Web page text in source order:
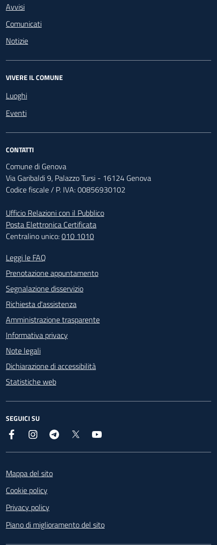
Avvisi
Comunicati
Notizie
VIVERE IL COMUNE
Luoghi
Eventi
CONTATTI
Comune di Genova
Via Garibaldi 9, Palazzo Tursi - 16124 Genova
Codice fiscale / P. IVA: 00856930102
Ufficio Relazioni con il Pubblico
Posta Elettronica Certificata
Centralino unico:010 1010
Footer - Contatti
Leggi le FAQ
Prenotazione appuntamento
Segnalazione disservizio
Richiesta d'assistenza
Amministrazione trasparente
Informativa privacy
Note legali
Dichiarazione di accessibilità
Statistiche web
SEGUICI SU
Facebook InstagramTelegram
Mappa del sito
Cookie policy
Privacy policy
Piano di miglioramento del sito